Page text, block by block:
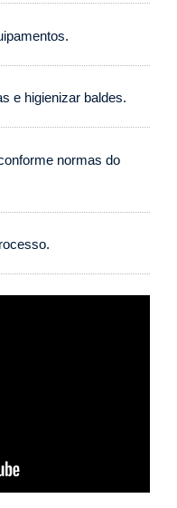
e higienizar baldes.
normas do